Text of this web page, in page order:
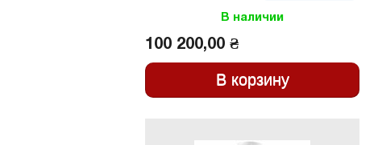
100 200,00 ₴
В наличии
GB172IW-20KD
АРТ.1721701004